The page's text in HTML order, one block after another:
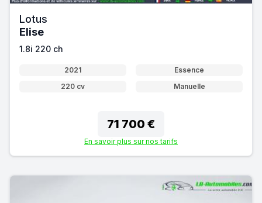
Lotus
Elise
1.8i 220 ch
2021
Essence
220 cv
Manuelle
71 700 €
En savoir plus sur nos tarifs